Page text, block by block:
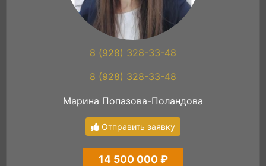
8 (928) 328-33-48
8 (928) 328-33-48
Марина Попазова-Поландова
Отправить заявку
14 500 000 ₽